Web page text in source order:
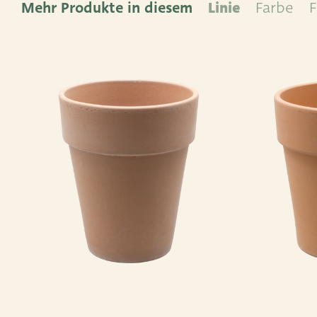
Mehr Produkte in diesem Linie Farbe